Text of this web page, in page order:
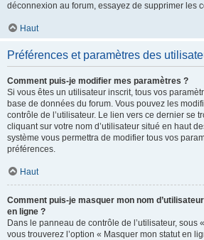
déconnexion au forum, essayez de supprimer les
Haut
Préférences et paramètres des
Comment puis-je modifier mes paramètres ?
Si vous êtes un utilisateur inscrit, tous vos
base de données du forum. Vous pouvez les
contrôle de l’utilisateur. Le lien vers ce dernier se
cliquant sur votre nom d’utilisateur situé en haut
système vous permettra de modifier tous vos
préférences.
Haut
Comment puis-je masquer mon nom
en ligne ?
Dans le panneau de contrôle de l’utilisateur, sous
vous trouverez l’option « Masquer mon statut en